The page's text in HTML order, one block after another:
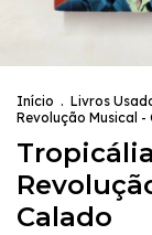
Início . Livros
Revolução Musical -
Calado